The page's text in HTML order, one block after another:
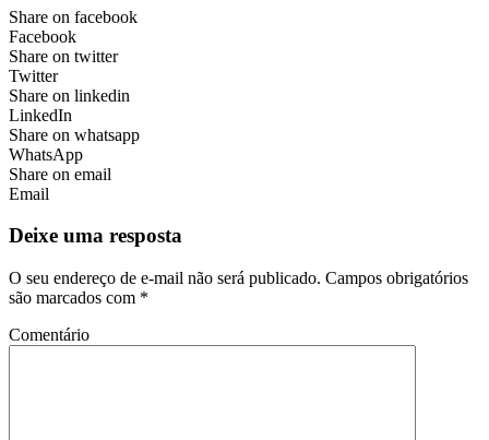
Share on facebook
Facebook
Share on twitter
Twitter
Share on linkedin
LinkedIn
Share on whatsapp
WhatsApp
Share on email
Email
Deixe uma resposta
O seu endereço de e-mail não será publicado. Campos obrigatórios
são marcados com *
Comentário